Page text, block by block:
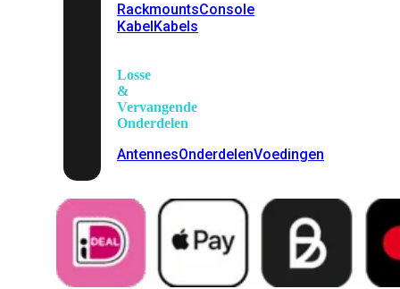
RackmountsConsole
KabelKabels
Losse
&
Vervangende
Onderdelen
AntennesOnderdelenVoedingen